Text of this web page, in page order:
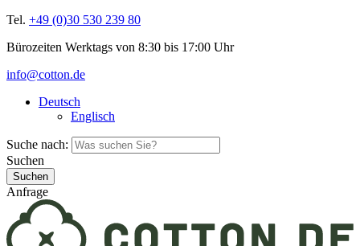
Tel. +49 (0)30 530 239 80
Bürozeiten Werktags von 8:30 bis 17:00 Uhr
info@cotton.de
Deutsch
Englisch
Suche nach:
Suchen
Anfrage